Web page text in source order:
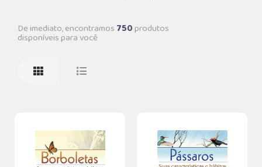
De imediato, encontramos 750produtos
disponíveis para você